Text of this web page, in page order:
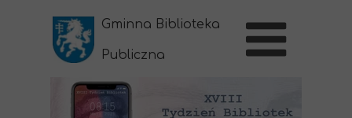
Gminna Biblioteka
Publiczna
w Sernikach